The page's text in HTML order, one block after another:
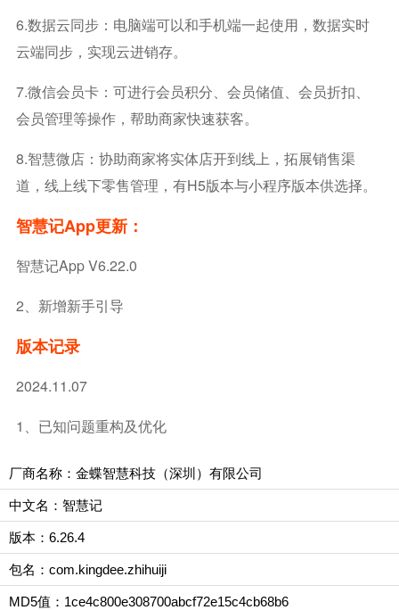
6.数据云同步：电脑端可以和手机端一起使用，数据实时
云端同步，实现云进销存。
7.微信会员卡：可进行会员积分、会员储值、会员折扣、
会员管理等操作，帮助商家快速获客。
8.智慧微店：协助商家将实体店开到线上，拓展销售渠
道，线上线下零售管理，有H5版本与小程序版本供选择。
智慧记app更新：
智慧记app V6.22.0
2、新增新手引导
版本记录
2024.11.07
1、已知问题重构及优化
厂商名称：金蝶智慧科技（深圳）有限公司
中文名：智慧记
版本：6.26.4
包名：com.kingdee.zhihuiji
MD5值：1ce4c800e308700abcf72e15c4cb68b6